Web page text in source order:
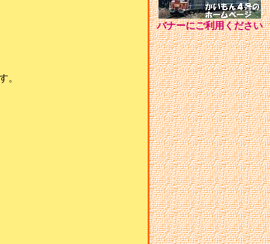
。
バナーにご利用ください